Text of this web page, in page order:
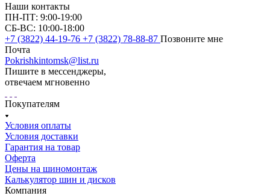
Наши контакты
ПН-ПТ: 9:00-19:00
СБ-ВС: 10:00-18:00
+7 (3822) 44-19-76 +7 (3822) 78-88-87 Позвоните мне
Почта
Pokrishkintomsk@list.ru
Пишите в мессенджеры,
отвечаем мгновенно
Покупателям
Условия оплаты
Условия доставки
Гарантия на товар
Оферта
Цены на шиномонтаж
Калькулятор шин и дисков
Компания